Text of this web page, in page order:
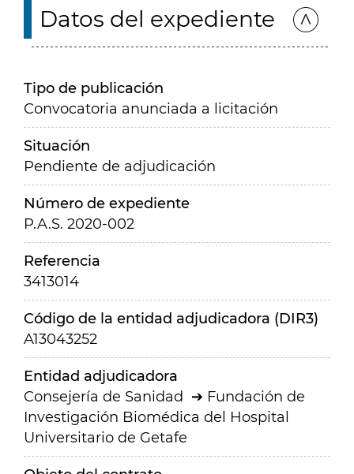
Datos del expediente
Tipo de publicación
Convocatoria anunciada a licitación
Situación
Pendiente de adjudicación
Número de expediente
P.A.S. 2020-002
Referencia
3413014
Código de la entidad adjudicadora (DIR3)
A13043252
Entidad adjudicadora
Consejería de Sanidad
Fundación de
Investigación Biomédica del Hospital
Universitario de Getafe